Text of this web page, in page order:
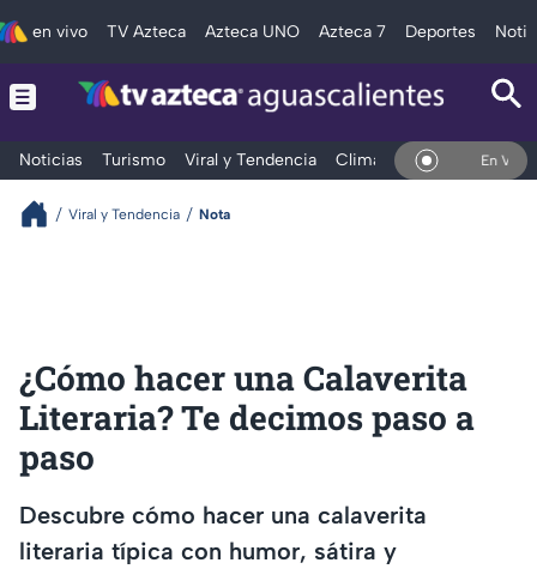
en vivo TV Azteca Azteca UNO Azteca 7 Deportes
Noticias Turismo Viral y Tendencia Clima Deportes En Vivo
Viral y Tendencia Nota
¿Cómo hacer una Calaverita
Literaria? Te decimos paso a
paso
Descubre cómo hacer una calaverita
literaria típica con humor, sátira y